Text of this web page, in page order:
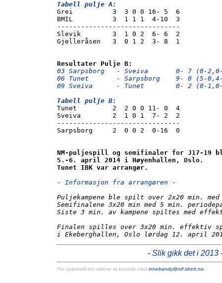
Tabell pulje A:
Grei          3  3 0 0 16- 5  6
BMIL          3  1 1 1  4-10  3
-------------------------------
Slevik        3  1 0 2  6- 6  2
Gjelleråsen   3  0 1 2  3- 8  1
Resultater Pulje B:
03 Sarpsborg   - Sveiva       0- 7 (0-
06 Tunet       - Sarpsborg    9- 0 (5-
09 Sveiva      - Tunet        0- 2 (0-
Tabell pulje B:
Tunet         2  2 0 0 11- 0  4
Sveiva        2  1 0 1  7- 2  2
-------------------------------
Sarpsborg     2  0 0 2  0-16  0
NM-puljespill og semifinaler for J17-19
5.-6. april 2014 i Høyenhallen, Oslo.
Tunet IBK var arrangør.
- Informasjon fra arrangøren -
Puljekampene ble spilt over 2x20 min.
Semifinalene 3x20 min med 5 min.
Siste 3 min. av kampene spiltes med
Finalen spilles over 3x20 min. effektiv
i Ekeberghallen, Oslo lørdag 12. april
- Slik gikk det i 2013
For spørsmål om sidene ta kontakt med innebandy@nif.idrett.no